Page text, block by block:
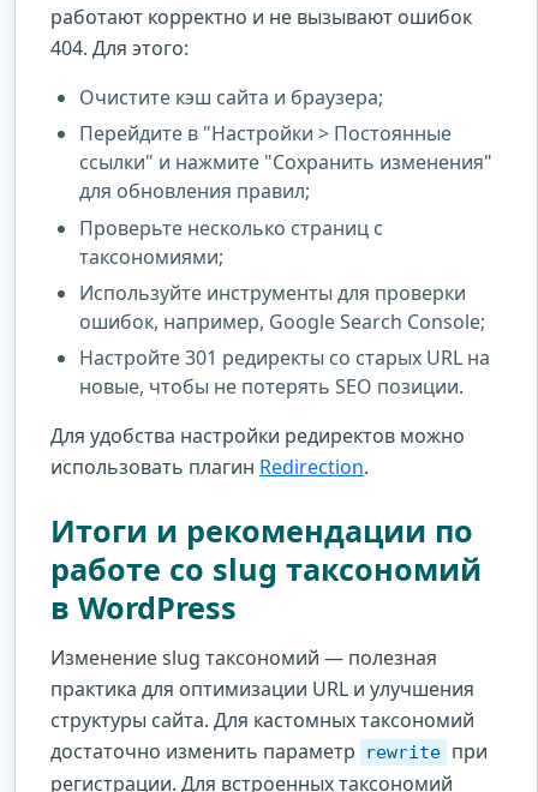
работают корректно и не вызывают ошибок
404. Для этого:
Очистите кэш сайта и браузера;
Перейдите в "Настройки > Постоянные
ссылки" и нажмите "Сохранить изменения"
для обновления правил;
Проверьте несколько страниц с
таксономиями;
Используйте инструменты для проверки
ошибок, например, Google Search Console;
Настройте 301 редиректы со старых URL на
новые, чтобы не потерять SEO позиции.
Для удобства настройки редиректов можно
использовать плагин Redirection.
Итоги и рекомендации по
работе со slug таксономий
в WordPress
Изменение slug таксономий — полезная
практика для оптимизации URL и улучшения
структуры сайта. Для кастомных таксономий
достаточно изменить параметр
rewrite при
регистрации. Для встроенных таксономий